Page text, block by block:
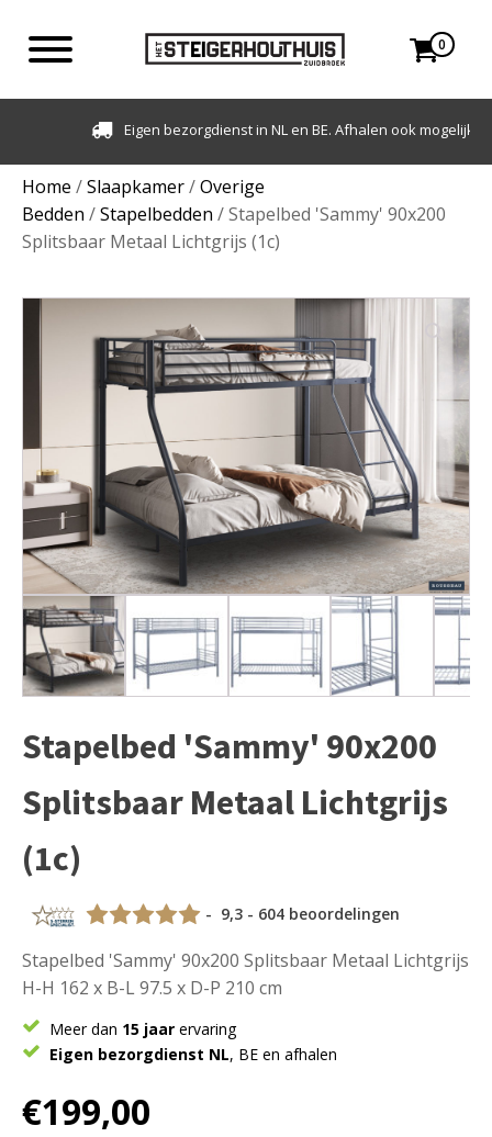
0
Eigen bezorgdienst in NL en BE. Afhalen ook mogelijk.
Home /Slaapkamer/Overige
Bedden /Stapelbedden / Stapelbed 'Sammy' 90x200
Splitsbaar Metaal Lichtgrijs (1c)
Stapelbed 'Sammy' 90x200
Splitsbaar Metaal Lichtgrijs
(1c)
- 9,3 - 604 beoordelingen
Stapelbed 'Sammy' 90x200 Splitsbaar Metaal Lichtgrijs
H-H 162 x B-L 97.5 x D-P 210 cm
Meer dan 15 jaar ervaring
Eigen bezorgdienst NL, BE en afhalen
€199,00